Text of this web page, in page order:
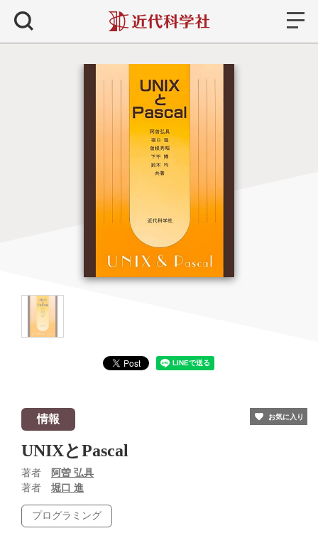
情報
UNIXとPascal
著者
阿曽 弘具
著者 堀口 進
プログラミング
お気に入り